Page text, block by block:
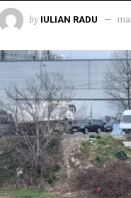
by IULIAN RADU